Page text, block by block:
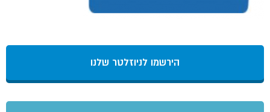
הירשמו לניוזלטר שלנו